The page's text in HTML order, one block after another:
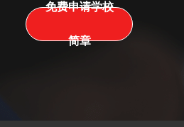
免费申请学校
简章